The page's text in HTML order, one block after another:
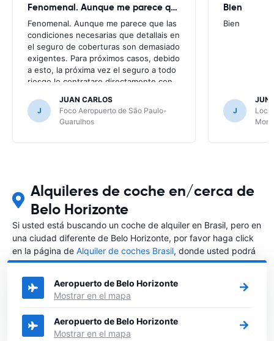
Fenomenal. Aunque me parece que
Fenomenal. Aunque me parece que las
condiciones necesarias que detallais en
el seguro de coberturas son demasiado
exigentes. Para próximos casos, debido
a esto, la próxima vez el seguro a todo
riesgo lo contratare directamente con
J
JUAN CARLOS
Foco Aeropuerto de São Paulo-
Guarulhos
Bien
Bien
J
JUNE
Alquileres de coche en/cerca de
Belo Horizonte
Si usted está buscando un coche de alquiler en Brasil, pero en
una ciudad diferente de Belo Horizonte, por favor haga click
en la página de Alquiler de coches Brasil, donde usted podrá
elegir en qué ciudad de Brasil desea alquilar un coche.
Aeropuerto de Belo Horizonte
Mostrar en el mapa
Aeropuerto de Belo Horizonte
Mostrar en el mapa